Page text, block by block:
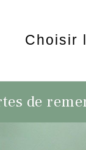
Choisir
de